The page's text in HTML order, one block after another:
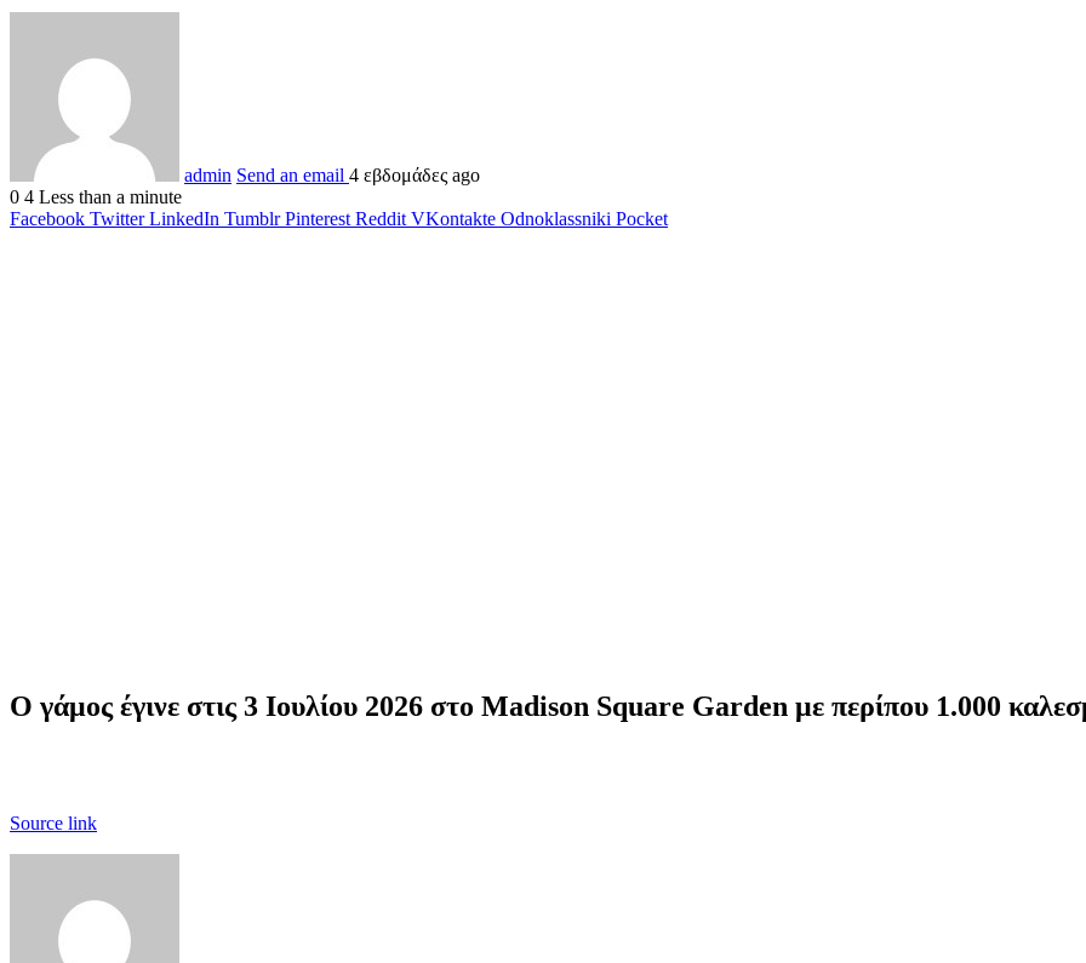
admin Send an email 4 εβδομάδες ago
0 4 Less than a minute
Facebook Twitter LinkedIn Tumblr Pinterest Reddit VKontakte Odnoklassniki Pocket
Ο γάμος έγινε στις 3 Ιουλίου 2026 στο Madison Square Garden με περίπου 1.000
Source link